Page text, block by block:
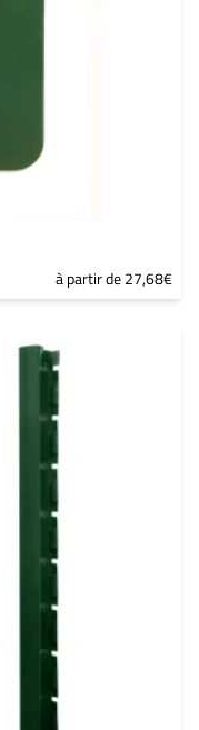
à partir de 27,68€